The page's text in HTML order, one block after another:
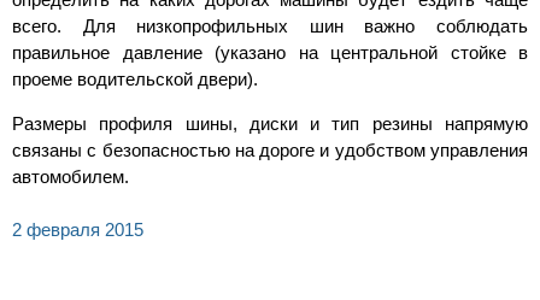
всего. Для низкопрофильных шин важно соблюдать
правильное давление (указано на центральной стойке в
проеме водительской двери).
Размеры профиля шины, диски и тип резины напрямую
связаны с безопасностью на дороге и удобством управления
автомобилем.
2 февраля 2015